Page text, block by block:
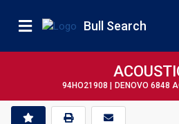
Bull Search
94HO21908 | DENOVO 6848